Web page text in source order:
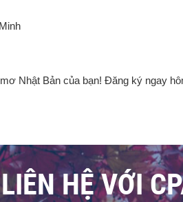
Nhật Bản của bạn! Đăng ký ngay
LIÊN HỆ VỚI